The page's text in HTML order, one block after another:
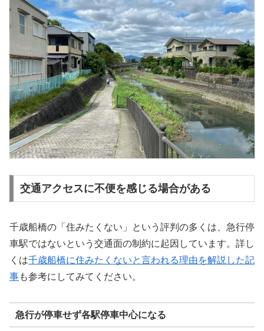
交通アクセスに不便を感じる場合がある
千歳船橋の「住みたくない」という評判の多くは、急行停
車駅ではないという交通面の制約に起因しています。詳し
くは千歳船橋に住みたくないと言われる理由を解説した記
事も参考にしてみてください。
急行が停車せず各駅停車中心になる